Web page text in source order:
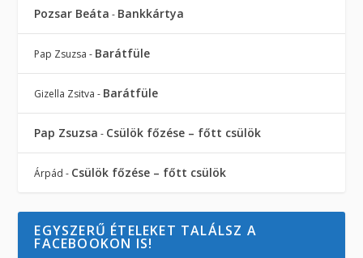
Pozsar Beáta - Bankkártya
Pap Zsuzsa - Barátfüle
Gizella Zsitva - Barátfüle
Pap Zsuzsa - Csülök főzése – főtt csülök
Árpád - Csülök főzése – főtt csülök
EGYSZERŰ ÉTELEKET TALÁLSZ A
FACEBOOKON IS!